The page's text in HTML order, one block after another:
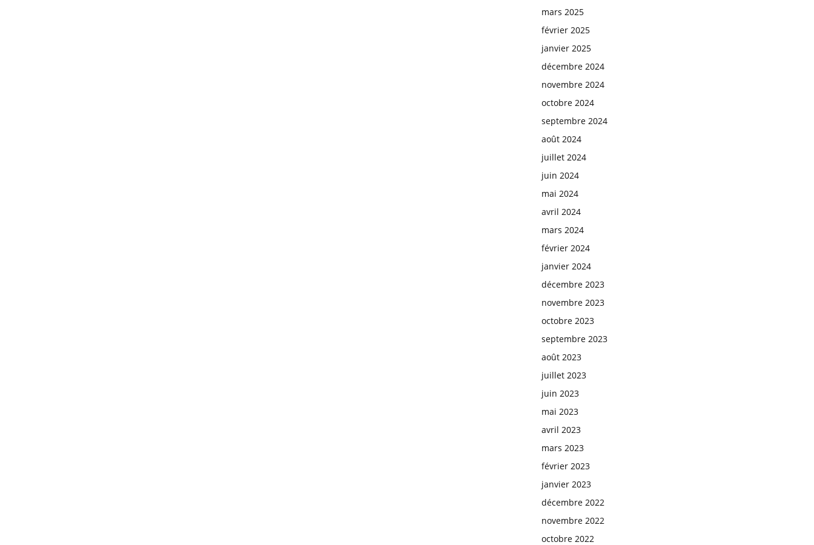
mars 2025
février 2025
janvier 2025
décembre 2024
novembre 2024
octobre 2024
septembre 2024
août 2024
juillet 2024
juin 2024
mai 2024
avril 2024
mars 2024
février 2024
janvier 2024
décembre 2023
novembre 2023
octobre 2023
septembre 2023
août 2023
juillet 2023
juin 2023
mai 2023
avril 2023
mars 2023
février 2023
janvier 2023
décembre 2022
novembre 2022
octobre 2022